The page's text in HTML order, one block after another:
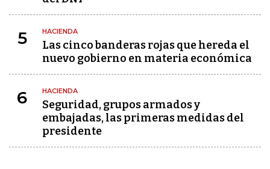
5 HACIENDA
Las cinco banderas rojas que hereda el
nuevo gobierno en materia económica
6 HACIENDA
Seguridad, grupos armados y
embajadas, las primeras medidas del
presidente